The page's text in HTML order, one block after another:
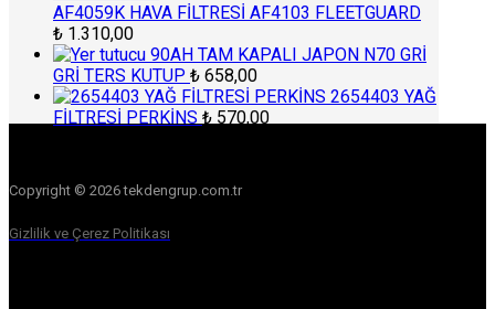
AF4059K HAVA FİLTRESİ AF4103 FLEETGUARD
₺ 1.310,00
90AH TAM KAPALI JAPON N70 GRİ
GRİ TERS KUTUP ₺ 658,00
2654403 YAĞ
FİLTRESİ PERKİNS ₺ 570,00
Copyright © 2026 tekdengrup.com.tr
Gizlilik ve Çerez Politikası